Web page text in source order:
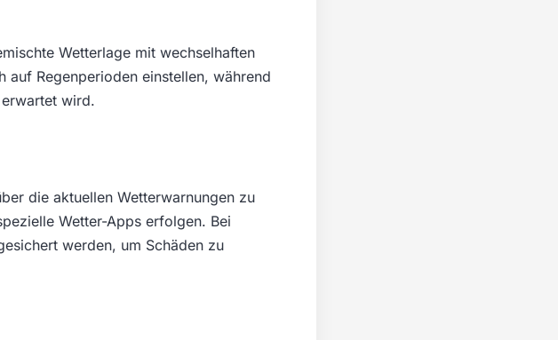
Wetterlage mit wechselhaften
auf Regenperioden einstellen, während
wird.
die aktuellen Wetterwarnungen zu
Wetter-Apps erfolgen. Bei
werden, um Schäden zu